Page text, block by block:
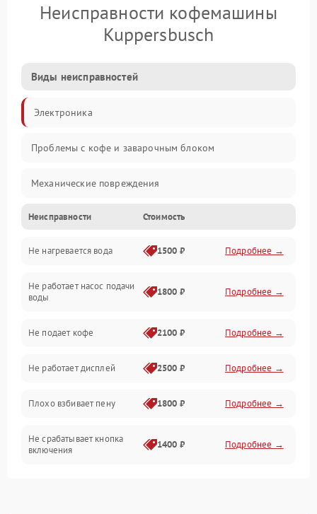
Неисправности кофемашины
Kuppersbusch
Виды неисправностей
Электроника
Проблемы с кофе и заварочным блоком
Механические повреждения
Прочие неисправности
Включение и работа
Проблемы с водой
Проблемы с капучинатором и паром
Управление и электроника
Программное обеспечение
Неисправности Стоимость
Не нагревается вода 1500 ₽ Подробнее →
Не работает насос подачи
воды
1800 ₽ Подробнее →
Не подает кофе 2100 ₽ Подробнее →
Не работает дисплей 2500 ₽ Подробнее →
Плохо взбивает пену 1800 ₽ Подробнее →
Не срабатывает кнопка
включения
1400 ₽ Подробнее →